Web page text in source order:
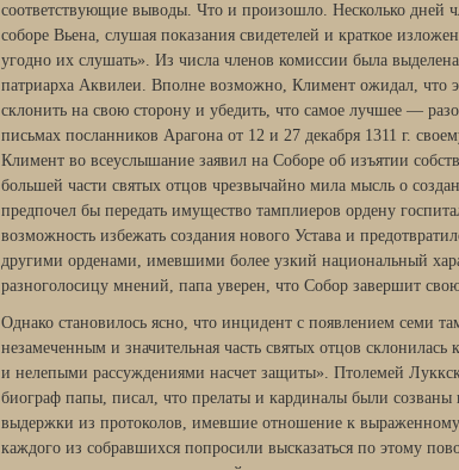
соответствующие выводы. Что и произошло. Несколько дней
соборе Вьена, слушая показания свидетелей и краткое
угодно их слушать». Из числа членов комиссии была
патриарха Аквилеи. Вполне возможно, Климент ожидал, что
склонить на свою сторону и убедить, что самое лучшее —
письмах посланников Арагона от 12 и 27 декабря 1311 г.
Климент во всеуслышание заявил на Соборе об изъятии
большей части святых отцов чрезвычайно мила мысль о
предпочел бы передать имущество тамплиеров ордену
возможность избежать создания нового Устава и
другими орденами, имевшими более узкий национальный
разноголосицу мнений, папа уверен, что Собор завершит
Однако становилось ясно, что инцидент с появлением семи
незамеченным и значительная часть святых отцов
и нелепыми рассуждениями насчет защиты». Птолемей
биограф папы, писал, что прелаты и кардиналы были
выдержки из протоколов, имевшие отношение к
каждого из собравшихся попросили высказаться по этому